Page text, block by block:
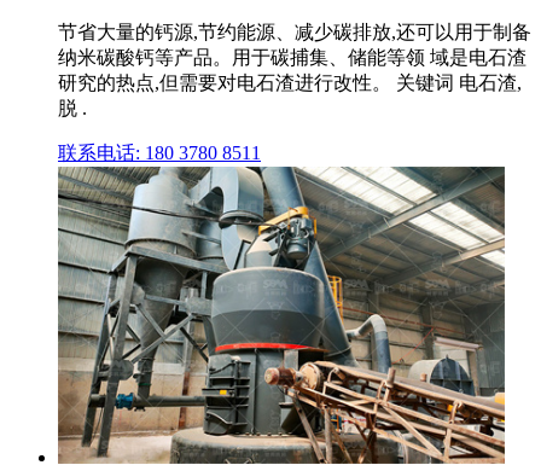
节省大量的钙源,节约能源、减少碳排放,还可以用于制备
纳米碳酸钙等产品。用于碳捕集、储能等领 域是电石渣
研究的热点,但需要对电石渣进行改性。 关键词 电石渣,
脱 .
联系电话: 180 3780 8511